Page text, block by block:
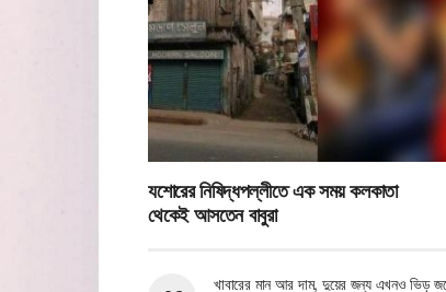
যশোরের নিষিদ্ধপল্লীতে এক সময় কলকাতা
থেকেই আসতেন বাবুরা
খাবারের মান আর দাম, দুয়ের জন্য এখনও ভিড়